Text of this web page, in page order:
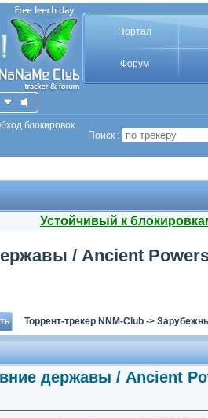
Портал
Форум
блокировок
Поиск :
Устойчивый к
/ Ancient Powers
Торрент-трекер NNM-Club ->
державы / Ancient